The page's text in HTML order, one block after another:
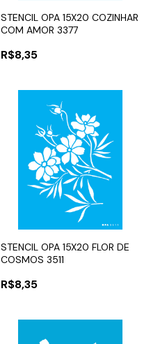
STENCIL OPA 15X20 COZINHAR
COM AMOR 3377
R$8,35
STENCIL OPA 15X20 FLOR DE
COSMOS 3511
R$8,35